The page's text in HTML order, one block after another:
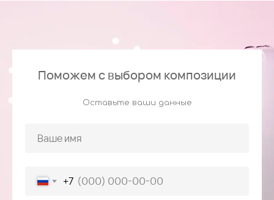
Поможем с выбором композиции
Оставьте ваши данные
+7